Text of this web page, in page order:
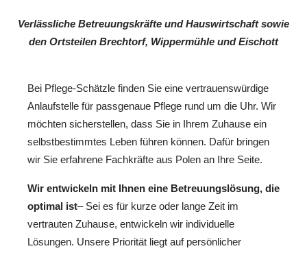
Verlässliche Betreuungskräfte und Hauswirtschaft sowie
den Ortsteilen Brechtorf, Wippermühle und Eischott
Bei Pflege-Schätzle finden Sie eine vertrauenswürdige
Anlaufstelle für passgenaue Pflege rund um die Uhr. Wir
möchten sicherstellen, dass Sie in Ihrem Zuhause ein
selbstbestimmtes Leben führen können. Dafür bringen
wir Sie erfahrene Fachkräfte aus Polen an Ihre Seite.
Wir entwickeln mit Ihnen eine Betreuungslösung, die
optimal ist– Sei es für kurze oder lange Zeit im
vertrauten Zuhause, entwickeln wir individuelle
Lösungen. Unsere Priorität liegt auf persönlicher